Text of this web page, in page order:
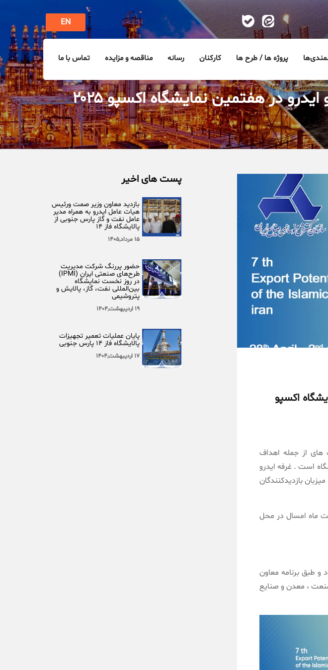
EN
پروژه ها / طرح ها کارکنان رسانه مناقصه و مزایده تماس با ما
در هفتمین نمایشگاه اکسپو ۲۰۲۵
اکسپو
از جمله اهداف
است . غرفه ایدرو
و شرکت های زیرمجموعه، در سالن شماره ۳۵ نمایشگاه بین‌المللی تهران از ساعت ۹ تا ۱۶ میزبان بازدیدکنندگان
تا دوازدهم اردیبهشت ماه امسال در محل
و طبق برنامه معاون
، معدن و صنایع
پست های اخیر
بازدید معاون وزیر صمت ورئیس
هیات عامل ایدرو به همراه مدیر
عامل نفت و گاز پارس جنوبی از
پالایشگاه فاز ۱۴
۱۵ مرداد,۱۴۰۵
حضور پررنگ شرکت مدیریت
طرح‌های صنعتی ایران (IPMI)
در روز نخست نمایشگاه
بین‌المللی نفت، گاز، پالایش و
پتروشیمی
۱۹ اردیبهشت,۱۴۰۴
پایان عملیات تعمیر تجهیزات
پالایشگاه فاز ۱۴ پارس جنوبی
۱۷ اردیبهشت,۱۴۰۴